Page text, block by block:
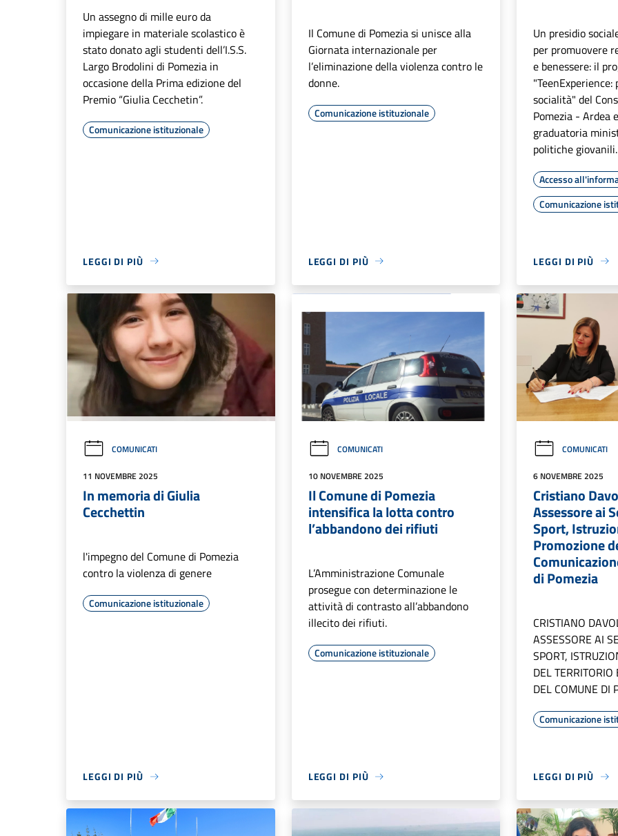
Un assegno di mille euro da
impiegare in materiale scolastico è
stato donato agli studenti dell’I.S.S.
Largo Brodolini di Pomezia in
occasione della Prima edizione del
Premio “Giulia Cecchetin”.
Comunicazione istituzionale
LEGGI DI PIÙ
Il Comune di Pomezia si unisce alla
Giornata internazionale per
l’eliminazione della violenza contro le
donne.
Comunicazione istituzionale
LEGGI DI PIÙ
Un presidio
per promuovere
e benessere: il
socialità" del
Pomezia - Ardea
graduatoria
politiche giovanili.
Accesso
Comunicazione
LEGGI DI PIÙ
COMUNICATI
11 NOVEMBRE 2025
In memoria di Giulia
Cecchettin
l'impegno del Comune di Pomezia
contro la violenza di genere
Comunicazione istituzionale
LEGGI DI PIÙ
COMUNICATI
10 NOVEMBRE 2025
Il Comune di Pomezia
intensifica la lotta contro
l’abbandono dei rifiuti
L’Amministrazione Comunale
prosegue con determinazione le
attività di contrasto all’abbandono
illecito dei rifiuti.
Comunicazione istituzionale
LEGGI DI PIÙ
COMUNICATI
6 NOVEMBRE 2025
Cristiano
Assessore ai
Sport,
Promozione
di Pomezia
CRISTIANO
ASSESSORE AI
SPORT,
DEL
DEL COMUNE DI
Comunicazione
LEGGI DI PIÙ